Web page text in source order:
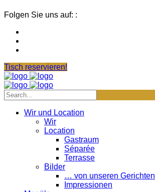
Folgen Sie uns auf: :
Tisch reservieren!
Wir und Location
Wir
Location
Gastraum
Séparée
Terrasse
Bilder
… von unseren Gerichten
Impressionen